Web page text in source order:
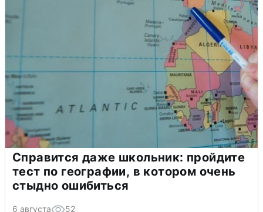
Справится даже школьник: пройдите
тест по географии, в котором очень
стыдно ошибиться
6 августа 52